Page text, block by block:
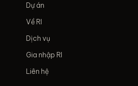
Dự án
Về RI
Dịch vụ
Gia nhập RI
Liên hệ